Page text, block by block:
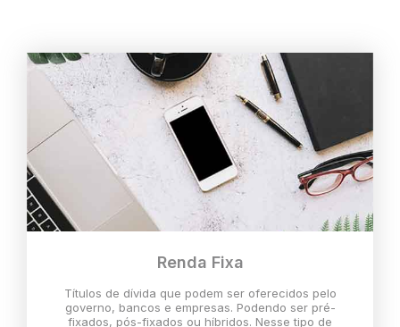
Renda Fixa
Títulos de dívida que podem ser oferecidos pelo
governo, bancos e empresas. Podendo ser pré-
fixados, pós-fixados ou híbridos. Nesse tipo de